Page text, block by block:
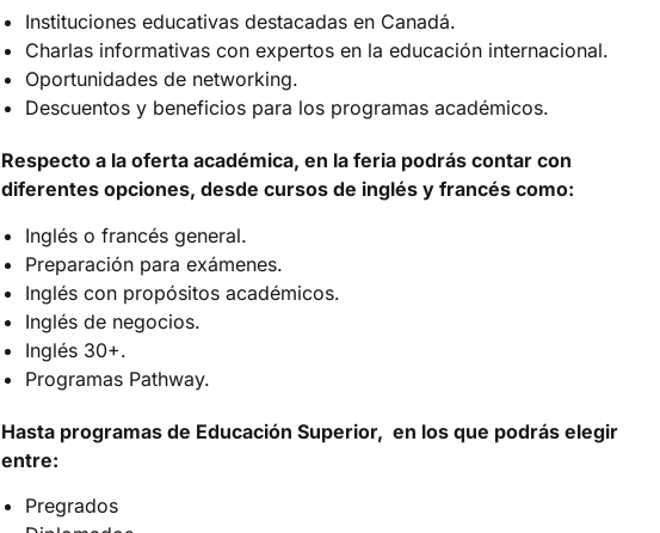
Instituciones educativas destacadas en Canadá.
Charlas informativas con expertos en la educación internacional.
Oportunidades de networking.
Descuentos y beneficios para los programas académicos.
Respecto a la oferta académica, en la feria podrás contar con
diferentes opciones, desde cursos de inglés y francés como:
Inglés o francés general.
Preparación para exámenes.
Inglés con propósitos académicos.
Inglés de negocios.
Inglés 30+.
Programas Pathway.
Hasta programas de Educación Superior, en los que podrás elegir
entre:
Pregrados